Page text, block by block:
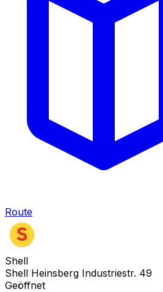
Route
Shell
Shell Heinsberg Industriestr. 49
Geöffnet